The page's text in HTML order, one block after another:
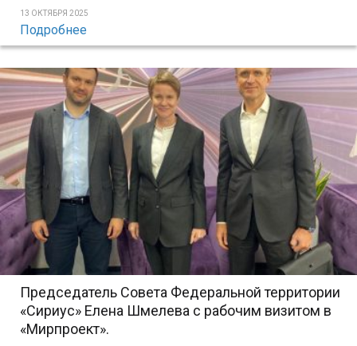
13 ОКТЯБРЯ 2025
Подробнее
Председатель Совета Федеральной территории
«Сириус» Елена Шмелева с рабочим визитом в
«Мирпроект».